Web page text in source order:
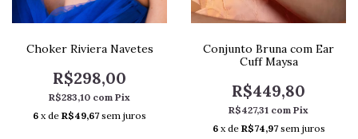
Choker Riviera Navetes
R$298,00
R$283,10 com Pix
6 x de R$49,67 sem juros
Conjunto Bruna com Ear
Cuff Maysa
R$449,80
R$427,31 com Pix
6 x de R$74,97 sem juros